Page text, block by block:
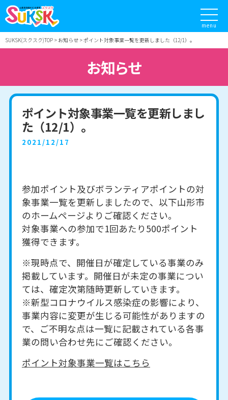
menu
SUKSK(スクスク)TOP
お知らせ ポイント対象事業一覧を更新しました（12/1）。
お知らせ
ポイント対象事業一覧を更新しまし
た（12/1）。
2021/12/17
参加ポイント及びボランティアポイントの対
象事業一覧を更新しましたので、以下山形市
のホームページよりご確認ください。
対象事業への参加で1回あたり500ポイント
獲得できます。
※現時点で、開催日が確定している事業のみ
掲載しています。開催日が未定の事業につい
ては、確定次第随時更新していきます。
※新型コロナウイルス感染症の影響により、
事業内容に変更が生じる可能性がありますの
で、ご不明な点は一覧に記載されている各事
業の問い合わせ先にご確認ください。
ポイント対象事業一覧はこちら